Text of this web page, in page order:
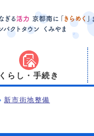
くらし・手続き
新市街地整備